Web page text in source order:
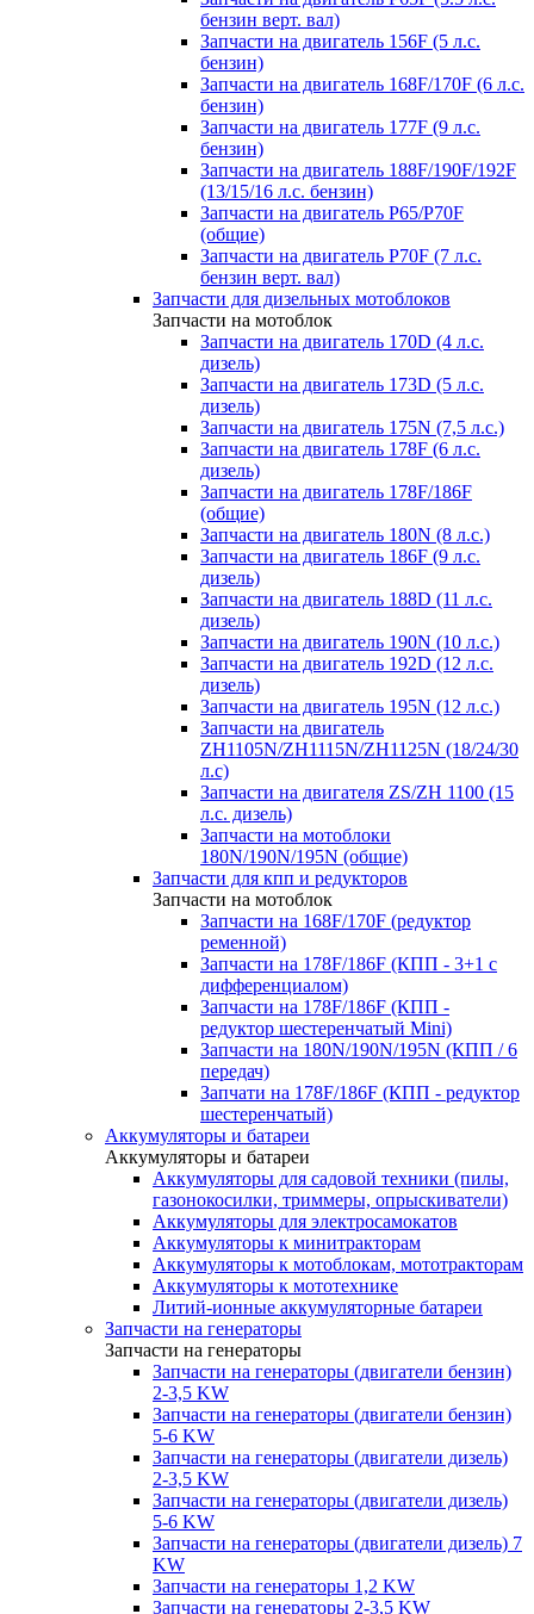
бензин верт. вал)
Запчасти на двигатель 156F (5 л.с.
бензин)
Запчасти на двигатель 168F/170F (6 л.с.
бензин)
Запчасти на двигатель 177F (9 л.с.
бензин)
Запчасти на двигатель 188F/190F/192F
(13/15/16 л.с. бензин)
Запчасти на двигатель P65/P70F
(общие)
Запчасти на двигатель P70F (7 л.с.
бензин верт. вал)
Запчасти для дизельных мотоблоков
Запчасти на мотоблок
Запчасти на двигатель 170D (4 л.с.
дизель)
Запчасти на двигатель 173D (5 л.с.
дизель)
Запчасти на двигатель 175N (7,5 л.с.)
Запчасти на двигатель 178F (6 л.с.
дизель)
Запчасти на двигатель 178F/186F
(общие)
Запчасти на двигатель 180N (8 л.с.)
Запчасти на двигатель 186F (9 л.с.
дизель)
Запчасти на двигатель 188D (11 л.с.
дизель)
Запчасти на двигатель 190N (10 л.с.)
Запчасти на двигатель 192D (12 л.с.
дизель)
Запчасти на двигатель 195N (12 л.с.)
Запчасти на двигатель
ZH1105N/ZH1115N/ZH1125N (18/24/30
л.с)
Запчасти на двигателя ZS/ZH 1100 (15
л.с. дизель)
Запчасти на мотоблоки
180N/190N/195N (общие)
Запчасти для кпп и редукторов
Запчасти на мотоблок
Запчасти на 168F/170F (редуктор
ременной)
Запчасти на 178F/186F (КПП - 3+1 с
дифференциалом)
Запчасти на 178F/186F (КПП -
редуктор шестеренчатый Mini)
Запчасти на 180N/190N/195N (КПП / 6
передач)
Запчати на 178F/186F (КПП - редуктор
шестеренчатый)
Аккумуляторы и батареи
Аккумуляторы и батареи
Аккумуляторы для садовой техники (пилы,
газонокосилки, триммеры, опрыскиватели)
Аккумуляторы для электросамокатов
Аккумуляторы к минитракторам
Аккумуляторы к мотоблокам, мототракторам
Аккумуляторы к мототехнике
Литий-ионные аккумуляторные батареи
Запчасти на генераторы
Запчасти на генераторы
Запчасти на генераторы (двигатели бензин)
2-3,5 KW
Запчасти на генераторы (двигатели бензин)
5-6 KW
Запчасти на генераторы (двигатели дизель)
2-3,5 KW
Запчасти на генераторы (двигатели дизель)
5-6 KW
Запчасти на генераторы (двигатели дизель) 7
KW
Запчасти на генераторы 1,2 KW
Запчасти на генераторы 2-3,5 KW